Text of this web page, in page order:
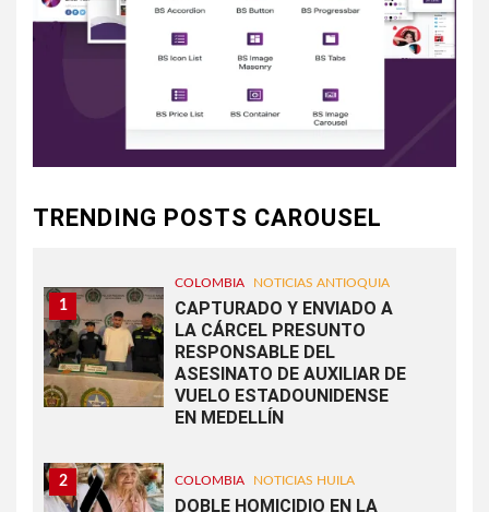
TRENDING POSTS CAROUSEL
1
COLOMBIA NOTICIAS ANTIOQUIA
CAPTURADO Y ENVIADO A
LA CÁRCEL PRESUNTO
RESPONSABLE DEL
ASESINATO DE AUXILIAR DE
VUELO ESTADOUNIDENSE
EN MEDELLÍN
2 COLOMBIA NOTICIAS HUILA
DOBLE HOMICIDIO EN LA